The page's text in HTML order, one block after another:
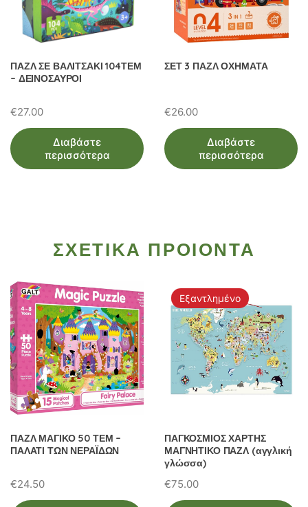
ΠΑΖΛ ΣΕ ΒΑΛΙΤΣΑΚΙ 104ΤΕΜ
– ΔΕΙΝΟΣΑΥΡΟΙ
€27.00
Διαβάστε
περισσότερα
ΣΕΤ 3 ΠΑΖΛ ΟΧΗΜΑΤΑ
€26.00
Διαβάστε
περισσότερα
ΣΧΕΤΙΚΑ ΠΡΟΙΟΝΤΑ
ΠΑΖΛ ΜΑΓΙΚΟ 50 ΤΕΜ –
ΠΑΛΑΤΙ ΤΩΝ ΝΕΡΑΪΔΩΝ
€24.50
Εξαντλημένο
ΠΑΓΚΟΣΜΙΟΣ ΧΑΡΤΗΣ
ΜΑΓΝΗΤΙΚΟ ΠΑΖΛ (αγγλική
γλώσσα)
€75.00